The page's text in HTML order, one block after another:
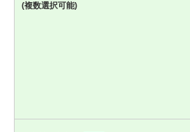
(複数選択可能)